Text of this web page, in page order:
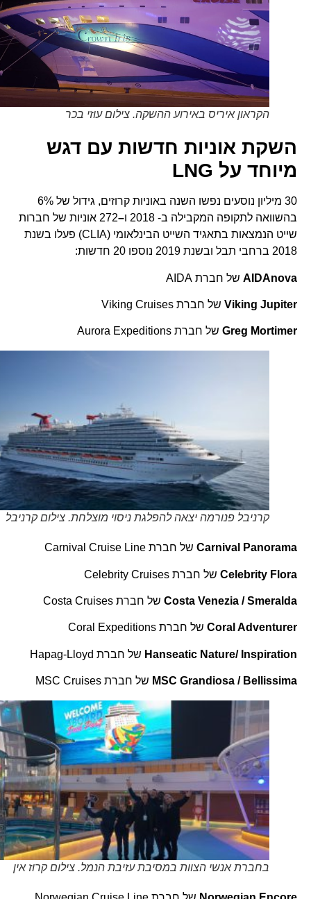
הקראון איריס באירוע ההשקה. צילום עוזי בכר
השקת אוניות חדשות עם דגש
מיוחד עלLNG
30 מיליון נוסעים נפשו השנה באוניות קרוזים, גידול של 6%
בהשוואה לתקופה המקבילה ב- 2018 ו
–
272 אוניות של חברות
שייט הנמצאות בתאגיד השייט הבינלאומי (CLIA) פעלו בשנת
2018 ברחבי תבל ובשנת 2019 נוספו 20 חדשות:
AIDAnovaשל חברת AIDA
Viking Jupiterשל חברת Viking Cruises
Greg Mortimerשל חברת Aurora Expeditions
קרניבל פנורמה יצאה להפלגת ניסוי מוצלחת. צילום קרניבל
Carnival Panoramaשל חברת Carnival Cruise Line
Celebrity Floraשל חברת Celebrity Cruises
Costa Venezia / Smeraldaשל חברת Costa Cruises
Coral Adventurerשל חברת Coral Expeditions
Hanseatic Nature/ Inspirationשל חברת Hapag-Lloyd
MSC Grandiosa / Bellissimaשל חברת MSC Cruises
בחברת אנשי הצוות במסיבת עזיבת הנמל. צילום קרוז אין